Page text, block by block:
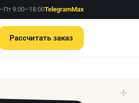
9:00–18:00TelegramMax
Рассчитать заказ
✛